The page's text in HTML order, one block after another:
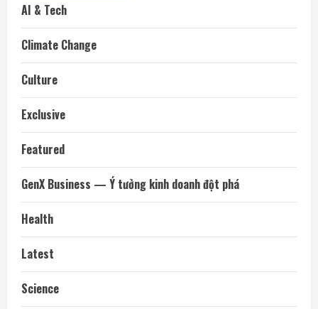
AI & Tech
Climate Change
Culture
Exclusive
Featured
GenX Business — Ý tưởng kinh doanh đột phá
Health
Latest
Science